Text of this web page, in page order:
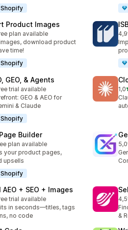
Product Images
plan available
download product
time!
4,9
GEO, & Agents
trial available
GEO & AEO for
& Claude
1,0
Builder
plan available
your product pages,
upsells
5,0
AEO + SEO + Images
trial available
in seconds—titles, tags
no code
4,5
&